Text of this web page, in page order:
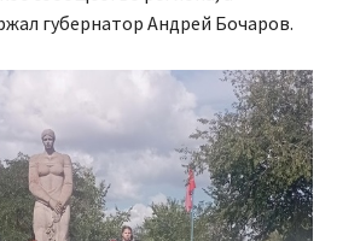
губернатор Андрей Бочаров.